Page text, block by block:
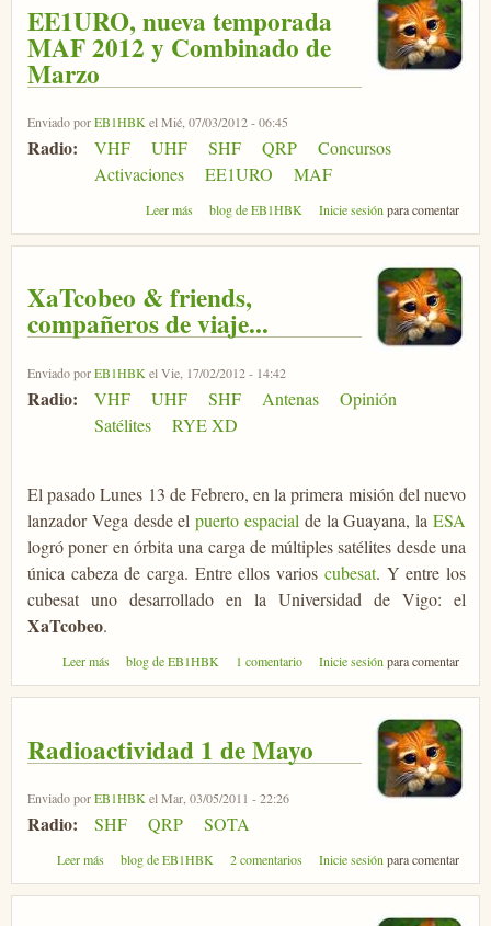
EE1URO, nueva temporada
MAF 2012 y Combinado de
Marzo
Enviado porEB1HBK el Mié, 07/03/2012 - 06:45
Radio: VHF UHF SHF QRP
Concursos
Activaciones
EE1URO MAF
Leer más sobre EE1URO, nueva temporada MAF 2012 y
blog de EB1HBK Inicie sesión para comentar
XaTcobeo & friends,
compañeros de viaje...
Enviado porEB1HBK el Vie, 17/02/2012 - 14:42
Radio: VHF UHF SHF Antenas
Opinión
Satélites
RYE XD
El pasado Lunes 13 de Febrero, en la primera misión del nuevo
lanzador Vega desde elpuerto espacial de la Guayana, laESA
logró poner en órbita una carga de múltiples satélites desde una
única cabeza de carga. Entre ellos varios cubesat. Y entre los
cubesat uno desarrollado en la Universidad de Vigo: el
XaTcobeo.
Leer más sobre XaTcobeo & friends, compañeros de viaje...
blog de EB1HBK 1 comentario Inicie sesiónpara comentar
Radioactividad 1 de Mayo
Enviado porEB1HBK el Mar, 03/05/2011 - 22:26
Radio: SHF QRP SOTA
Leer más sobre Radioactividad 1 de Mayo
blog de EB1HBK 2 comentarios Inicie sesión para comentar